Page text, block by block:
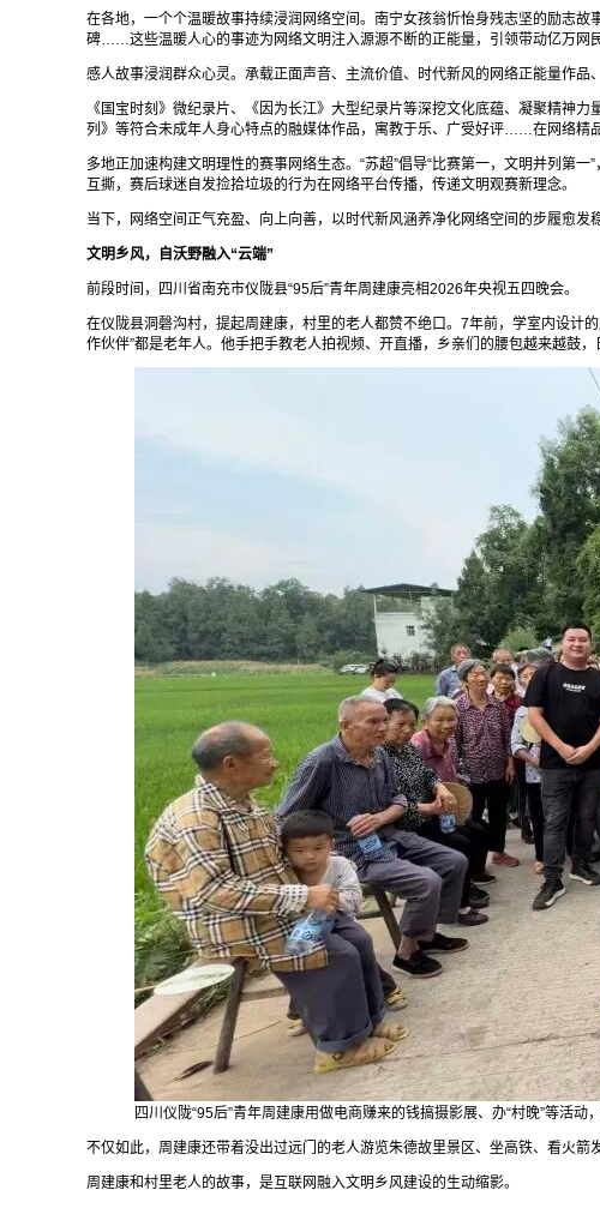
在各地，一个个温暖故事持续浸润网络空间。南宁女孩翁忻怡身残志坚的励志
碑……这些温暖人心的事迹为网络文明注入源源不断的正能量，引领带动亿万网
感人故事浸润群众心灵。承载正面声音、主流价值、时代新风的网络正能量作品
《国宝时刻》微纪录片、《因为长江》大型纪录片等深挖文化底蕴、凝聚精神
列》等符合未成年人身心特点的融媒体作品，寓教于乐、广受好评……在网络精
多地正加速构建文明理性的赛事网络生态。“苏超”倡导“比赛第一，文明并列第
互撕，赛后球迷自发捡拾垃圾的行为在网络平台传播，传递文明观赛新理念。
当下，网络空间正气充盈、向上向善，以时代新风涵养净化网络空间的步履愈发
文明乡风，自沃野融入“云端”
前段时间，四川省南充市仪陇县“95后”青年周建康亮相2026年央视五四晚会。
在仪陇县洞磬沟村，提起周建康，村里的老人都赞不绝口。7年前，学室内设计
作伙伴”都是老年人。他手把手教老人拍视频、开直播，乡亲们的腰包越来越鼓，
四川仪陇“95后”青年周建康用做电商赚来的钱搞摄影展、办“村晚”等活
不仅如此，周建康还带着没出过远门的老人游览朱德故里景区、坐高铁、看火箭
周建康和村里老人的故事，是互联网融入文明乡风建设的生动缩影。